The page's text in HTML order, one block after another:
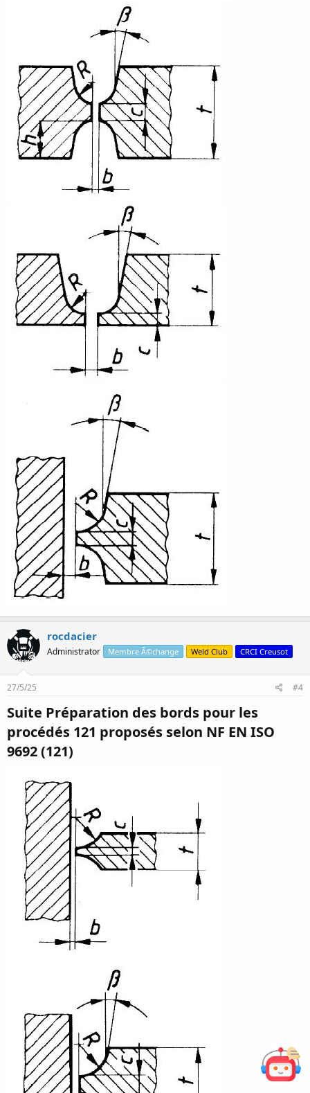
rocdacier
Administrator Membre Ã©change Weld Club CRCI Creusot
27/5/25 #4
Suite Préparation des bords pour les
procédés 121 proposés selon NF EN ISO
9692 (121)​